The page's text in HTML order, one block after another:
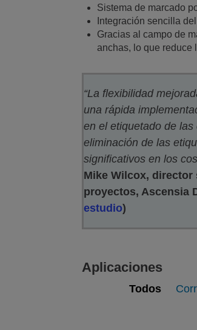
Sistema de marcado
Integración sencilla
Gracias al campo de
anchas, lo que reduce
“La flexibilidad
una rápida
en el etiquetado de
eliminación de las
significativos en los
Mike Wilcox, director
proyectos, Ascensia
estudio)
Aplicaciones
Todos